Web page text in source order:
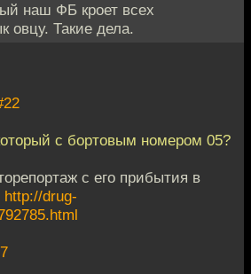
наш ФБ кроет всех
овцу. Такие дела.
с бортовым номером 05?
с его прибытия в
http://drug-